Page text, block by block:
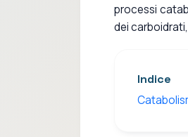
processi
dei
Indice